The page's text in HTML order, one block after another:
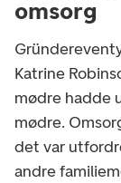
omsorg
Katrine
mødre hadde
mødre.
det var
andre